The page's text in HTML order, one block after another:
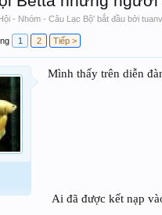
- Nhóm - Câu Lạc Bộ' bắt đầu bởi
1 2 Tiếp >
Mình thấy trên diễn
Ai đã được kết nạp